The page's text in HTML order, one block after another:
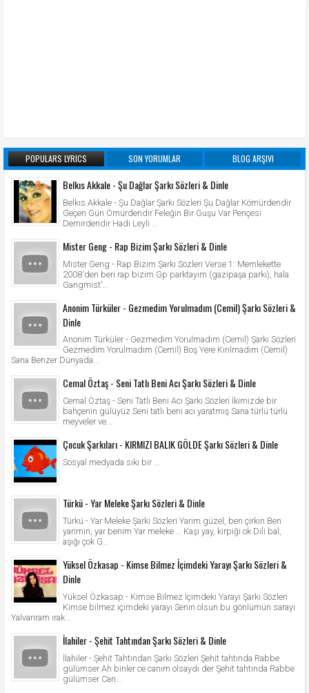
POPULARS LYRICS SON YORUMLAR BLOG ARŞIVI
Belkıs Akkale - Şu Dağlar Şarkı Sözleri & Dinle
Belkıs Akkale - Şu Dağlar Şarkı Sözleri Şu Dağlar Kömürdendir
Geçen Gün Ömürdendir Feleğin Bir Guşu Var Pençesi
Demirdendir Hadi Leyli ...
Mister Geng - Rap Bizim Şarkı Sözleri & Dinle
Mister Geng - Rap Bizim Şarkı Sözleri Verse 1: Memlekette
2008'den beri rap bizim Gp parktayım (gazipaşa parkı), hala
Gangmist'...
Anonim Türküler - Gezmedim Yorulmadım (Cemil) Şarkı Sözleri &
Dinle
Anonim Türküler - Gezmedim Yorulmadım (Cemil) Şarkı Sözleri
Gezmedim Yorulmadım (Cemil) Boş Yere Kırılmadım (Cemil)
Sana Benzer Dünyada...
Cemal Öztaş - Seni Tatlı Beni Acı Şarkı Sözleri & Dinle
Cemal Öztaş - Seni Tatlı Beni Acı Şarkı Sözleri İkimizde bir
bahçenin gülüyüz Seni tatlı beni acı yaratmış Sana türlü türlü
meyveler ve...
Çocuk Şarkıları - KIRMIZI BALIK GÖLDE Şarkı Sözleri & Dinle
Sosyal medyada sıkı bir ...
Türkü - Yar Meleke Şarkı Sözleri & Dinle
Türkü - Yar Meleke Şarkı Sözleri Yarim güzel, ben çirkin Ben
yarimin, yar benim Yar meleke … Kaşı yay, kirpiği ok Dili bal,
aşığı çok G...
Yüksel Özkasap - Kimse Bilmez İçimdeki Yarayı Şarkı Sözleri &
Dinle
Yüksel Özkasap - Kimse Bilmez İçimdeki Yarayı Şarkı Sözleri
Kimse bilmez içimdeki yarayı Senin olsun bu gönlümün sarayı
Yalvarıram ırak...
İlahiler - Şehit Tahtından Şarkı Sözleri & Dinle
İlahiler - Şehit Tahtından Şarkı Sözleri Şehit tahtında Rabbe
gülümser Ah binler ce canım olsaydı der Şehit tahtında Rabbe
gülümser Can...